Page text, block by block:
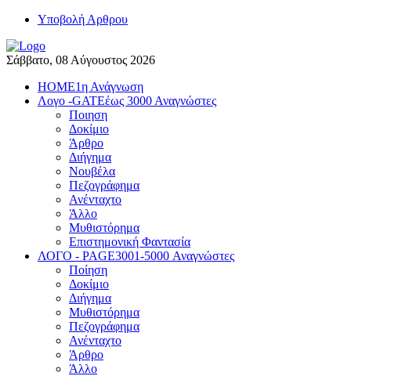
Yποβολή Αρθρου
Σάββατο, 08 Αύγουστος 2026
HOME1η Ανάγνωση
Λογο -GATEέως 3000 Αναγνώστες
Ποιηση
Δοκίμιο
Άρθρο
Διήγημα
Νουβέλα
Πεζογράφημα
Ανένταχτο
Άλλο
Μυθιστόρημα
Επιστημονική Φαντασία
ΛΟΓΟ - PAGE3001-5000 Αναγνώστες
Ποίηση
Δοκίμιο
Διήγημα
Μυθιστόρημα
Πεζογράφημα
Ανένταχτο
Άρθρο
Άλλο